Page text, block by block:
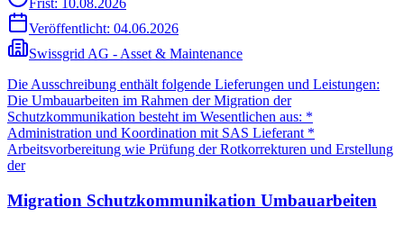
Frist: 10.08.2026
Veröffentlicht: 04.06.2026
Swissgrid AG - Asset & Maintenance
Die Ausschreibung enthält folgende Lieferungen und Leistungen:
Die Umbauarbeiten im Rahmen der Migration der
Schutzkommunikation besteht im Wesentlichen aus: *
Administration und Koordination mit SAS Lieferant *
Arbeitsvorbereitung wie Prüfung der Rotkorrekturen und Erstellung
der
Migration Schutzkommunikation Umbauarbeiten